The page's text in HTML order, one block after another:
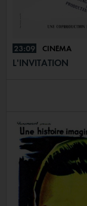
23:09 CINÉMA
L'INVITATION